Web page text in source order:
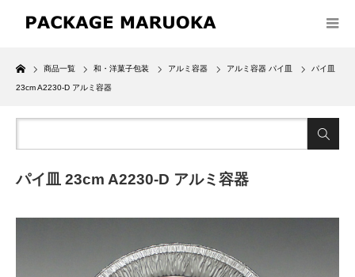
Home
商品一覧 和・洋菓子包装 アルミ容器 アルミ容器 パイ皿 パイ皿
23cm A2230-D アルミ容器
パイ皿 23cm A2230-D アルミ容器